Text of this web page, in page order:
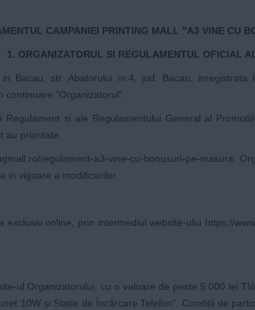
CAMPANIEI PRINTING MALL "A3 VINE CU
1. ORGANIZATORUL SI REGULAMENTUL OFICIAL
in Bacau, str. Abatorului nr.4, jud. Bacau,
"Organizatorul".
Regulament si ale Regulamentului General al
au prioritate.
regulament-a3-vine-cu-bonusuri-pe-masura .
in vigoare a modificarilor.
exclusiv online, prin intermediul website-ului https://
ul Organizatorului, cu o valoare de peste 5.000 lei
10W și Stație de Încărcare Telefon". Condiții de